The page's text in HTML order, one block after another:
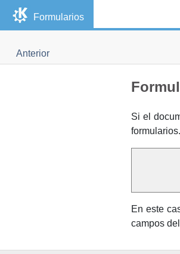
Formularios
Anterior
Si el
formularios.
En este
campos